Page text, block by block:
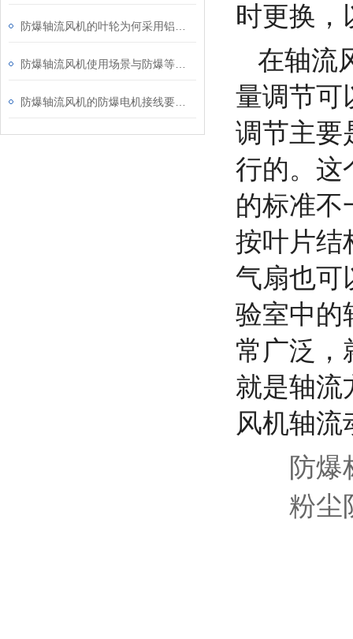
时更换，
在轴流
量调节可
调节主要
行的。这
的标准不
按叶片结
气扇也可
验室中的
常广泛，
就是轴流
风机轴流
防爆标
粉尘防